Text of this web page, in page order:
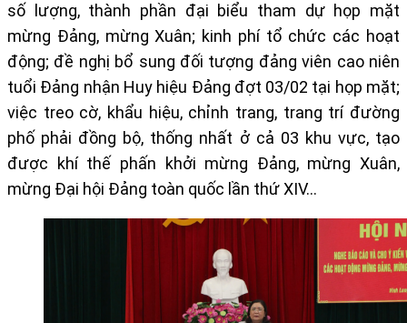
số lượng, thành phần đại biểu tham dự họp mặt
mừng Đảng, mừng Xuân; kinh phí tổ chức các hoạt
động; đề nghị bổ sung đối tượng đảng viên cao niên
tuổi Đảng nhận Huy hiệu Đảng đợt 03/02 tại họp mặt;
việc treo cờ, khẩu hiệu, chỉnh trang, trang trí đường
phố phải đồng bộ, thống nhất ở cả 03 khu vực, tạo
được khí thế phấn khởi mừng Đảng, mừng Xuân,
mừng Đại hội Đảng toàn quốc lần thứ XIV…